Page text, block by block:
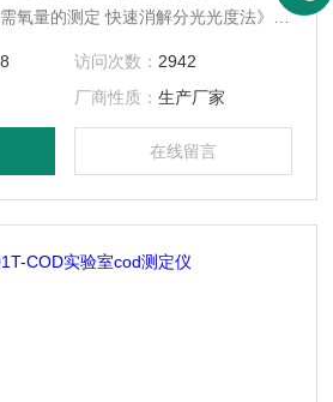
氧量的测定 快速消解分光光度法》设
水样和中轻度污染废水水样。可广泛
处理厂、大专院校、科研院所、石
电力、钢铁、农业、市政工程等行
访问次数： 2942
厂商性质： 生产厂家
在线留言